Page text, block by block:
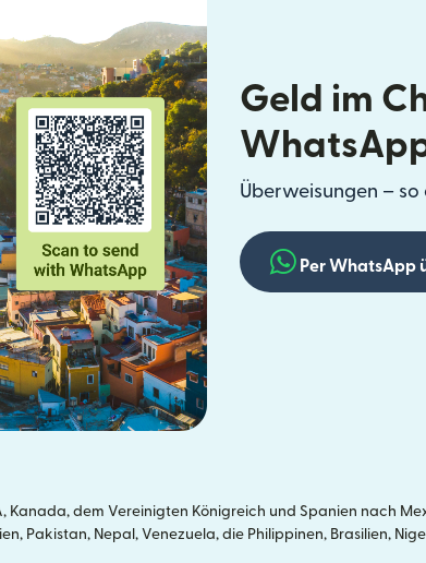
Geld im
Überweisungen –
Per WhatsApp
dem Vereinigten Königreich und Spanien nach
Pakistan, Nepal, Venezuela, die Philippinen, Brasilien,